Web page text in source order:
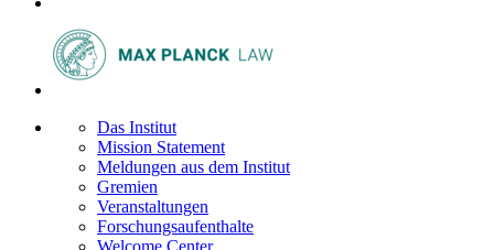
Das Institut
Mission Statement
Meldungen aus dem Institut
Gremien
Veranstaltungen
Forschungsaufenthalte